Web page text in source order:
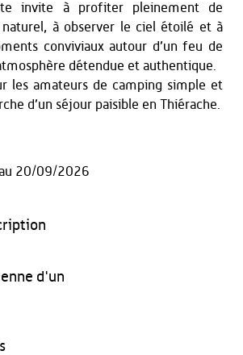
invite à profiter pleinement de
naturel, à observer le ciel étoilé et à
conviviaux autour d’un feu de
détendue et authentique.
les amateurs de camping simple et
d’un séjour paisible en Thiérache.
20/09/2026
d'un